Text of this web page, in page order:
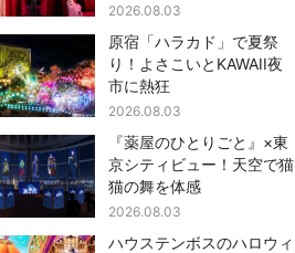
2026.08.03
原宿「ハラカド」で夏祭
り！よさこいとKAWAII夜
市に熱狂
2026.08.03
『薬屋のひとりごと』×東
京シティビュー！天空で猫
猫の舞を体感
2026.08.03
ハウステンボスのハロウィ